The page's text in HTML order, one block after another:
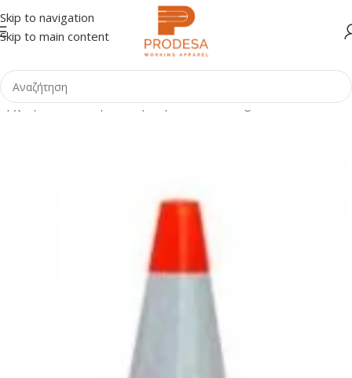
Skip to navigation
Skip to main content
Αρχική σελίδα Shop Οδική Ασφάλεια - Parking Κώνοι